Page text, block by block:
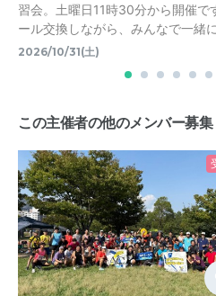
習会。土曜日11時30分から開催で
ール交換しながら、みんなで一緒
2026/10/31(土)
この主催者の他のメンバー募集